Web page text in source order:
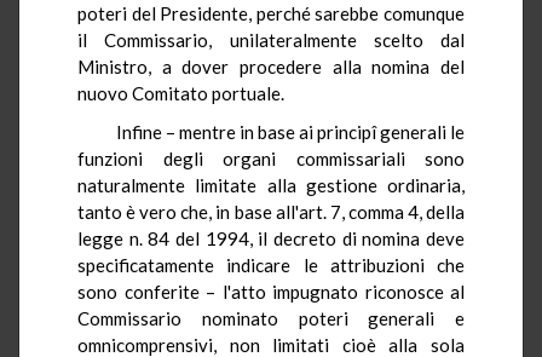
poteri del Presidente, perché sarebbe comunque
il Commissario, unilateralmente scelto dal
Ministro, a dover procedere alla nomina del
nuovo Comitato portuale.
Infine – mentre in base ai principî generali le
funzioni degli organi commissariali sono
naturalmente limitate alla gestione ordinaria,
tanto è vero che, in base all'art. 7, comma 4, della
legge n. 84 del 1994, il decreto di nomina deve
specificatamente indicare le attribuzioni che
sono conferite – l'atto impugnato riconosce al
Commissario nominato poteri generali e
omnicomprensivi, non limitati cioè alla sola